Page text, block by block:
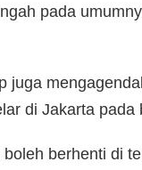
pada
juga
di Jakarta
berhenti di